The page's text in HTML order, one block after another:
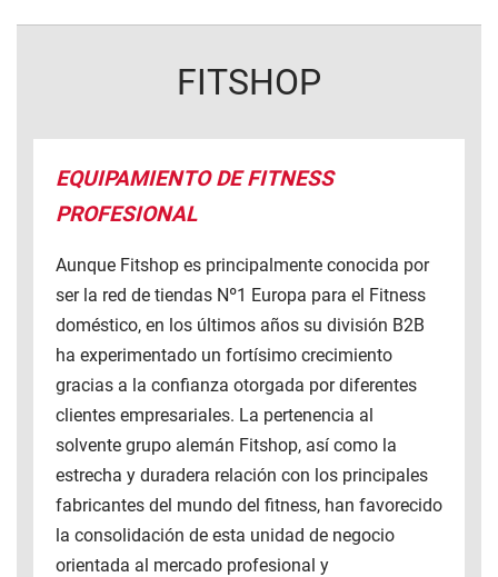
FITSHOP
EQUIPAMIENTO DE FITNESS
PROFESIONAL
Aunque Fitshop es principalmente conocida por
ser la red de tiendas Nº1 Europa para el Fitness
doméstico, en los últimos años su división B2B
ha experimentado un fortísimo crecimiento
gracias a la confianza otorgada por diferentes
clientes empresariales. La pertenencia al
solvente grupo alemán Fitshop, así como la
estrecha y duradera relación con los principales
fabricantes del mundo del fitness, han favorecido
la consolidación de esta unidad de negocio
orientada al mercado profesional y